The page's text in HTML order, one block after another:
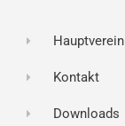
Hauptverein
Kontakt
Downloads